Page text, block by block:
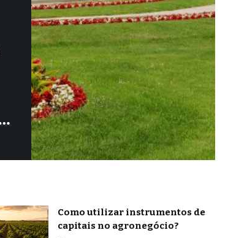
Como utilizar instrumentos de
capitais no agronegócio?